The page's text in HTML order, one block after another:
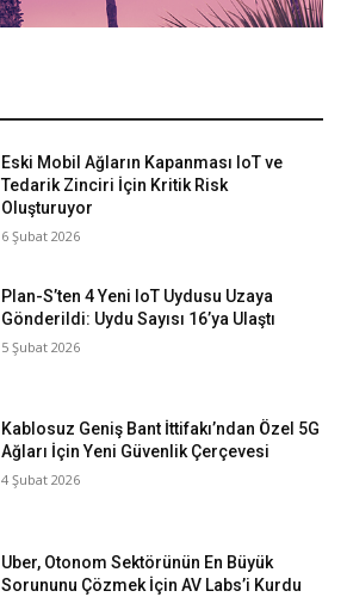
Eski Mobil Ağların Kapanması IoT ve
Tedarik Zinciri İçin Kritik Risk
Oluşturuyor
6 Şubat 2026
Plan-S’ten 4 Yeni IoT Uydusu Uzaya
Gönderildi: Uydu Sayısı 16’ya Ulaştı
5 Şubat 2026
Kablosuz Geniş Bant İttifakı’ndan Özel 5G
Ağları İçin Yeni Güvenlik Çerçevesi
4 Şubat 2026
Uber, Otonom Sektörünün En Büyük
Sorununu Çözmek İçin AV Labs’i Kurdu